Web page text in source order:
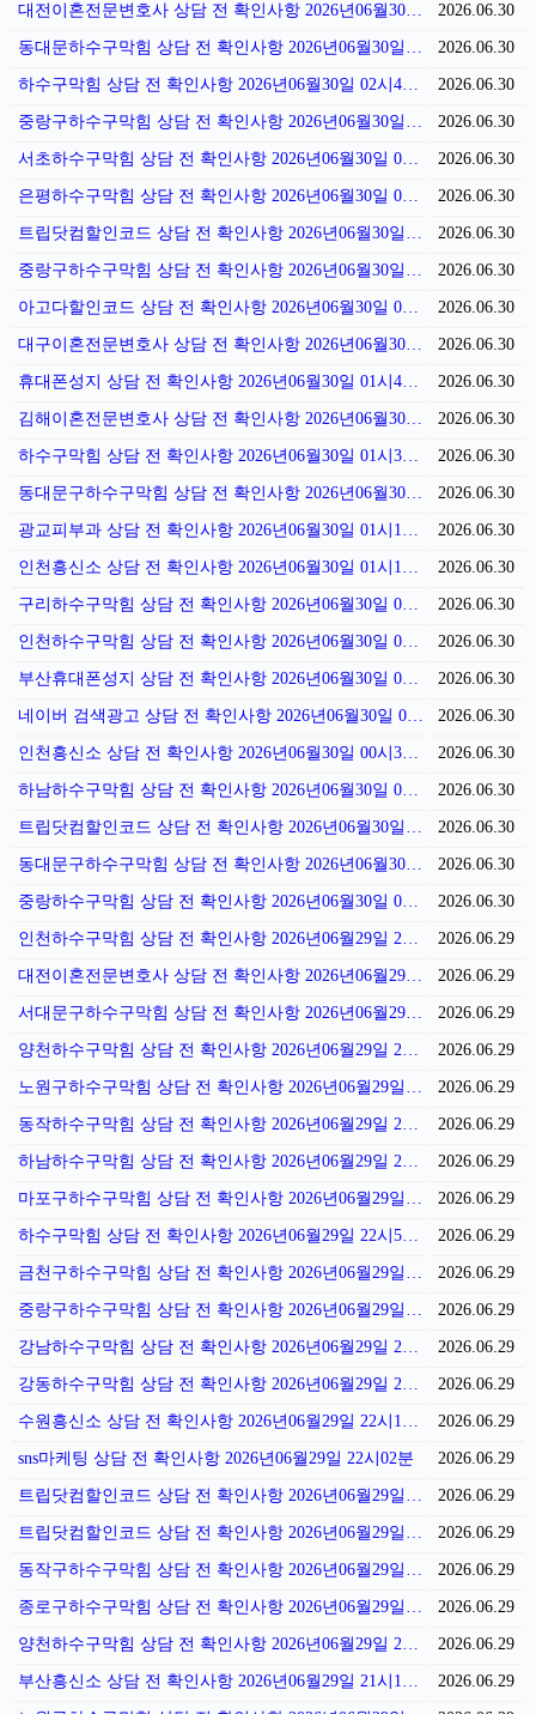
대전이혼전문변호사 상담 전 확인사항 2026년06월30일 02시56분 2026.06.30
동대문하수구막힘 상담 전 확인사항 2026년06월30일 02시49분 2026.06.30
하수구막힘 상담 전 확인사항 2026년06월30일 02시42분 2026.06.30
중랑구하수구막힘 상담 전 확인사항 2026년06월30일 02시36분 2026.06.30
서초하수구막힘 상담 전 확인사항 2026년06월30일 02시29분 2026.06.30
은평하수구막힘 상담 전 확인사항 2026년06월30일 02시21분 2026.06.30
트립닷컴할인코드 상담 전 확인사항 2026년06월30일 02시14분 2026.06.30
중랑구하수구막힘 상담 전 확인사항 2026년06월30일 02시07분 2026.06.30
아고다할인코드 상담 전 확인사항 2026년06월30일 02시01분 2026.06.30
대구이혼전문변호사 상담 전 확인사항 2026년06월30일 01시55분 2026.06.30
휴대폰성지 상담 전 확인사항 2026년06월30일 01시46분 2026.06.30
김해이혼전문변호사 상담 전 확인사항 2026년06월30일 01시40분 2026.06.30
하수구막힘 상담 전 확인사항 2026년06월30일 01시32분 2026.06.30
동대문구하수구막힘 상담 전 확인사항 2026년06월30일 01시25분 2026.06.30
광교피부과 상담 전 확인사항 2026년06월30일 01시18분 2026.06.30
인천흥신소 상담 전 확인사항 2026년06월30일 01시11분 2026.06.30
구리하수구막힘 상담 전 확인사항 2026년06월30일 01시11분 2026.06.30
인천하수구막힘 상담 전 확인사항 2026년06월30일 01시00분 2026.06.30
부산휴대폰성지 상담 전 확인사항 2026년06월30일 00시53분 2026.06.30
네이버 검색광고 상담 전 확인사항 2026년06월30일 00시38분 2026.06.30
인천흥신소 상담 전 확인사항 2026년06월30일 00시35분 2026.06.30
하남하수구막힘 상담 전 확인사항 2026년06월30일 00시27분 2026.06.30
트립닷컴할인코드 상담 전 확인사항 2026년06월30일 00시16분 2026.06.30
동대문구하수구막힘 상담 전 확인사항 2026년06월30일 00시12분 2026.06.30
중랑하수구막힘 상담 전 확인사항 2026년06월30일 00시01분 2026.06.30
인천하수구막힘 상담 전 확인사항 2026년06월29일 23시56분 2026.06.29
대전이혼전문변호사 상담 전 확인사항 2026년06월29일 23시49분 2026.06.29
서대문구하수구막힘 상담 전 확인사항 2026년06월29일 23시41분 2026.06.29
양천하수구막힘 상담 전 확인사항 2026년06월29일 23시35분 2026.06.29
노원구하수구막힘 상담 전 확인사항 2026년06월29일 23시27분 2026.06.29
동작하수구막힘 상담 전 확인사항 2026년06월29일 23시24분 2026.06.29
하남하수구막힘 상담 전 확인사항 2026년06월29일 23시13분 2026.06.29
마포구하수구막힘 상담 전 확인사항 2026년06월29일 23시07분 2026.06.29
하수구막힘 상담 전 확인사항 2026년06월29일 22시59분 2026.06.29
금천구하수구막힘 상담 전 확인사항 2026년06월29일 22시51분 2026.06.29
중랑구하수구막힘 상담 전 확인사항 2026년06월29일 22시46분 2026.06.29
강남하수구막힘 상담 전 확인사항 2026년06월29일 22시43분 2026.06.29
강동하수구막힘 상담 전 확인사항 2026년06월29일 22시32분 2026.06.29
수원흥신소 상담 전 확인사항 2026년06월29일 22시11분 2026.06.29
sns마케팅 상담 전 확인사항 2026년06월29일 22시02분 2026.06.29
트립닷컴할인코드 상담 전 확인사항 2026년06월29일 21시57분 2026.06.29
트립닷컴할인코드 상담 전 확인사항 2026년06월29일 21시52분 2026.06.29
동작구하수구막힘 상담 전 확인사항 2026년06월29일 21시41분 2026.06.29
종로구하수구막힘 상담 전 확인사항 2026년06월29일 21시37분 2026.06.29
양천하수구막힘 상담 전 확인사항 2026년06월29일 21시31분 2026.06.29
부산흥신소 상담 전 확인사항 2026년06월29일 21시10분 2026.06.29